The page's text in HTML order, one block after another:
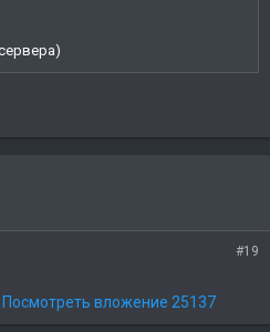
#19
Посмотреть вложение 25137